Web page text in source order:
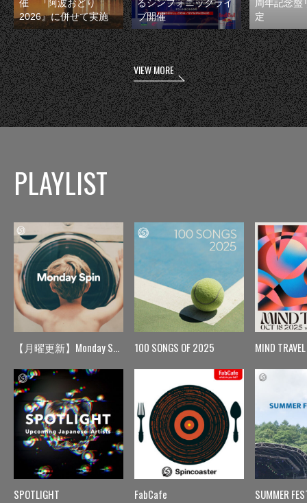
催 『阿波おどり
2026』に併せて実施
るシンフォニックライ
ブ開催
周年記念盤
定
VIEW MORE
PLAYLIST
【月曜更新】Monday Spin
SPOTLIGHT
100 SONGS OF 2025
FabCafe
MIND TRAVEL
SUMMER